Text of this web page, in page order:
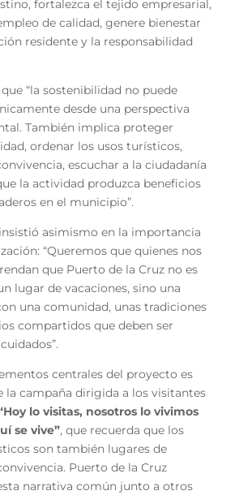
fortalezca el tejido empresarial,
de calidad, genere bienestar
residente y la responsabilidad
“la sostenibilidad no puede
desde una perspectiva
También implica proteger
ordenar los usos turísticos,
escuchar a la ciudadanía
la actividad produzca beneficios
en el municipio”.
asimismo en la importancia
“Queremos que quienes nos
que Puerto de la Cruz no es
lugar de vacaciones, sino una
una comunidad, unas tradiciones
compartidos que deben ser
centrales del proyecto es
la campaña dirigida a los visitantes
lo visitas, nosotros lo vivimos
se vive”, que recuerda que los
son también lugares de
Puerto de la Cruz
narrativa común junto a otros